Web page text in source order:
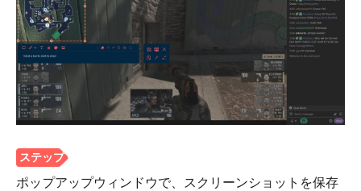
ポップアップウィンドウで、スクリーンショットを保存